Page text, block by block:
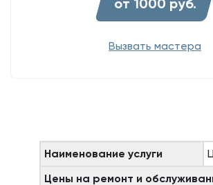
от 1000 руб.
Вызвать мастера
Наименование услуги
Цены на ремонт и